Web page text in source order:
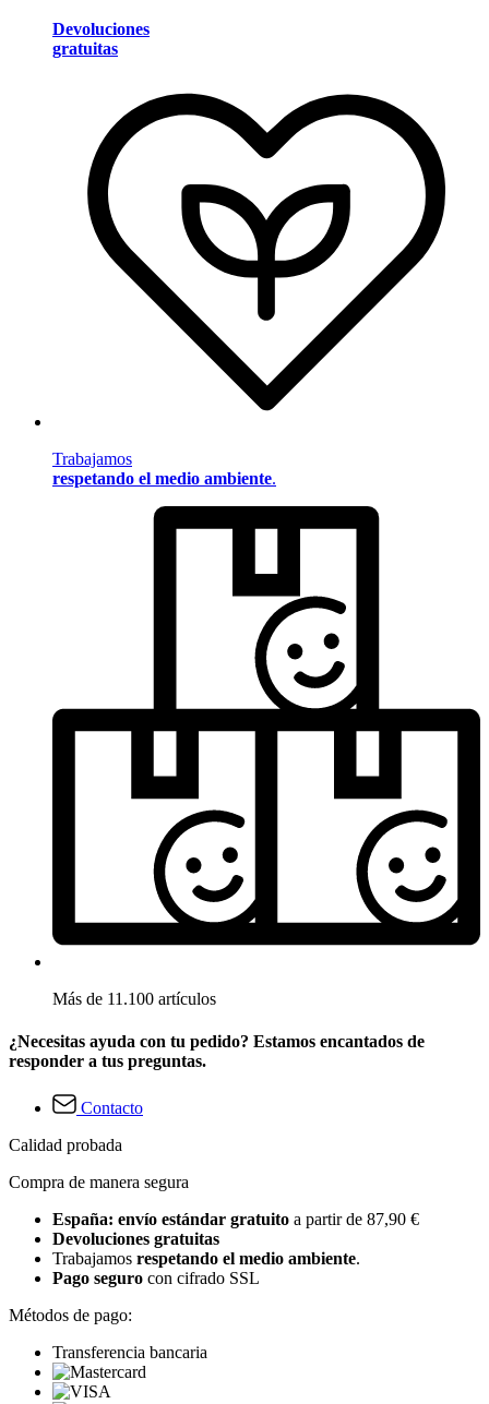
Devoluciones
gratuitas
Trabajamos
respetando el medio ambiente.
Más de 11.100 artículos
¿Necesitas ayuda con tu pedido? Estamos encantados de
responder a tus preguntas.
Contacto
Calidad probada
Compra de manera segura
España: envío estándar gratuito a partir de 87,90 €
Devoluciones gratuitas
Trabajamos respetando el medio ambiente.
Pago seguro con cifrado SSL
Métodos de pago:
Transferencia bancaria